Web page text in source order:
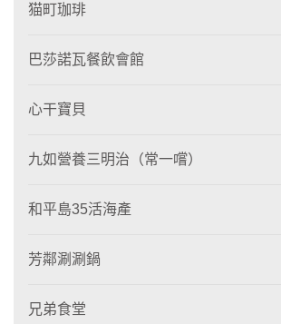
猫町珈琲
巴莎諾瓦餐飲會館
心干寶貝
九如營養三明治（常一嚐）
和平島35活海產
芳鄰涮涮鍋
兄弟食堂